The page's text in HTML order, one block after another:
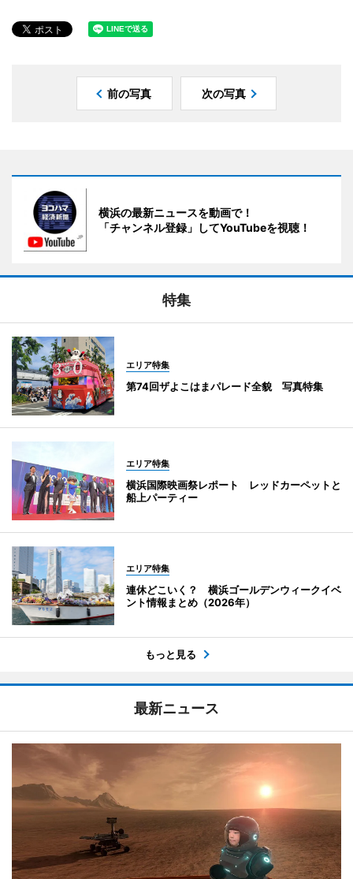
前の写真 次の写真
横浜の最新ニュースを動画で！
「チャンネル登録」してYouTubeを視聴！
特集
エリア特集
第74回ザよこはまパレード全貌 写真特集
エリア特集
横浜国際映画祭レポート レッドカーペットと
船上パーティー
エリア特集
連休どこいく？ 横浜ゴールデンウィークイベ
ント情報まとめ（2026年）
もっと見る
最新ニュース